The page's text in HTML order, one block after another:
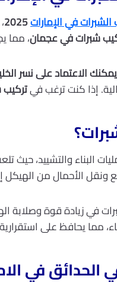
في الإمارات
شبرات في عجمان، مما
يمكنك الاعتماد على نسر
إذا كنت ترغب في
البناء والتشييد، حيث
الأحمال من الهيكل
في زيادة قوة
مما يحافظ على
الحدائق في